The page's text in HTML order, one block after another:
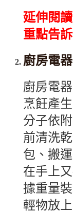
延伸閱
重點告訴
廚房電器
廚房電
烹飪產
分子依
前清洗
包、搬
在手上
據重量
輕物放上